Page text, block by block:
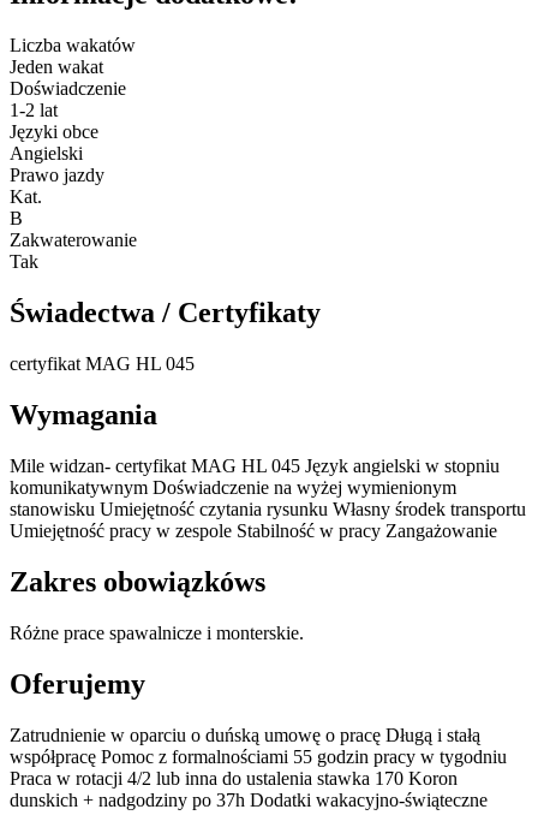
Liczba wakatów
Jeden wakat
Doświadczenie
1-2 lat
Języki obce
Angielski
Prawo jazdy
Kat.
B
Zakwaterowanie
Tak
Świadectwa / Certyfikaty
certyfikat MAG HL 045
Wymagania
Mile widzan- certyfikat MAG HL 045 Język angielski w stopniu
komunikatywnym Doświadczenie na wyżej wymienionym
stanowisku Umiejętność czytania rysunku Własny środek transportu
Umiejętność pracy w zespole Stabilność w pracy Zangażowanie
Zakres obowiązkóws
Różne prace spawalnicze i monterskie.
Oferujemy
Zatrudnienie w oparciu o duńską umowę o pracę Długą i stałą
współpracę Pomoc z formalnościami 55 godzin pracy w tygodniu
Praca w rotacji 4/2 lub inna do ustalenia stawka 170 Koron
dunskich + nadgodziny po 37h Dodatki wakacyjno-świąteczne